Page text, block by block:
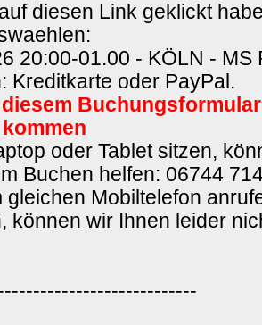
diesen Link geklickt
20:00-01.00 - KÖLN - MS
Kreditkarte oder PayPal.
oder Tablet sitzen,
Buchen helfen: 06744
gleichen Mobiltelefon
können wir Ihnen leider